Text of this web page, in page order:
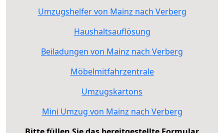
Umzugshelfer von Mainz nach Verberg
Haushaltsauflösung
Beiladungen von Mainz nach Verberg
Möbelmitfahrzentrale
Umzugskartons
Mini Umzug von Mainz nach Verberg